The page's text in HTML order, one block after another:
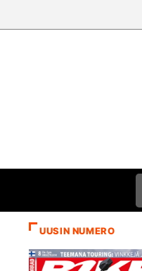
UUSIN NUMERO